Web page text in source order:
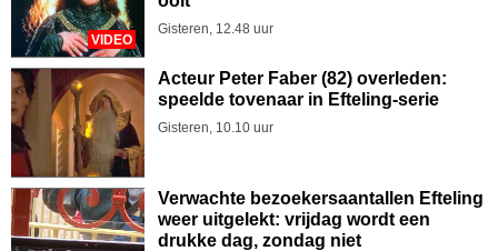
VIDEO
Gisteren, 12.48 uur
Acteur Peter Faber (82) overleden:
speelde tovenaar in Efteling-serie
Gisteren, 10.10 uur
Verwachte bezoekersaantallen Efteling
weer uitgelekt: vrijdag wordt een
drukke dag, zondag niet